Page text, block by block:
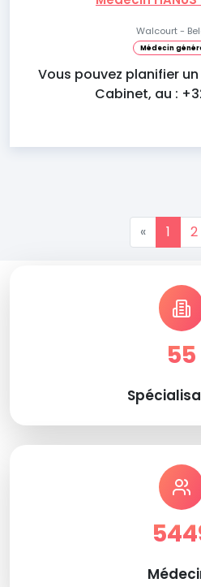
Walcourt -
Médecin
Vous pouvez planifier
Cabinet, au :
« 1 2
55